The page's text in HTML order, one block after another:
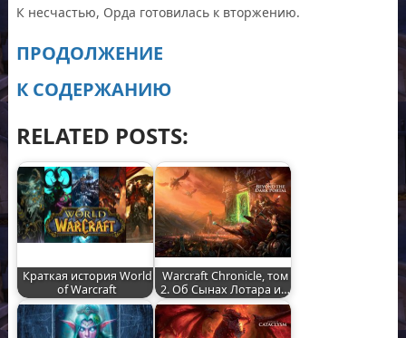
К несчастью, Орда готовилась к вторжению.
ПРОДОЛЖЕНИЕ
К СОДЕРЖАНИЮ
RELATED POSTS:
Краткая история World
of Warcraft
Warcraft Chronicle, том
2. Об Сынах Лотара и…